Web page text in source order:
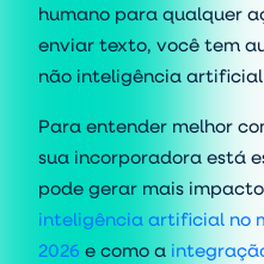
humano para qualquer
enviar texto, você tem
não inteligência
Para entender melhor
sua incorporadora está
pode gerar mais
inteligência artificial no
2026 e como a